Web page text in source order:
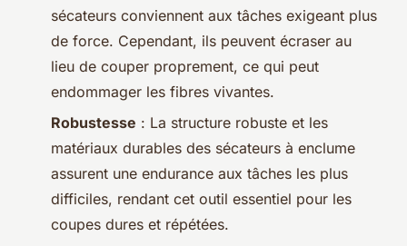
sécateurs conviennent aux tâches exigeant plus
de force. Cependant, ils peuvent écraser au
lieu de couper proprement, ce qui peut
endommager les fibres vivantes.
Robustesse : La structure robuste et les
matériaux durables des sécateurs à enclume
assurent une endurance aux tâches les plus
difficiles, rendant cet outil essentiel pour les
coupes dures et répétées.